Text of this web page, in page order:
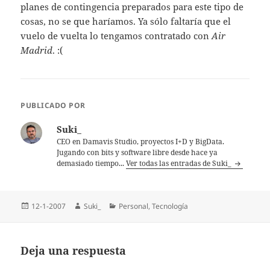
planes de contingencia preparados para este tipo de
cosas, no se que harí­amos. Ya sólo faltarí­a que el
vuelo de vuelta lo tengamos contratado conAir
Madrid. :(
PUBLICADO POR
Suki_
CEO en Damavis Studio, proyectos I+D y BigData.
Jugando con bits y software libre desde hace ya
demasiado tiempo...Ver todas las entradas de Suki_
Publicado
12-1-2007 Autor
Suki_ Categorías
Personal,Tecnologí­a
Deja una respuesta